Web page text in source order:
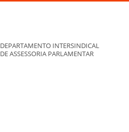
DEPARTAMENTO INTERSINDICAL
DE ASSESSORIA PARLAMENTAR